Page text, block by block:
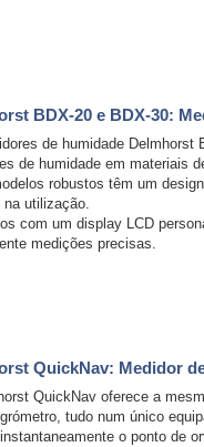
BDX-20 e BDX-30:
de humidade Delmhorst
de humidade em materiais
robustos têm um
na utilização.
com um display LCD
medições precisas.
QuickNav: Medidor
QuickNav oferece a
tudo num único
o ponto de